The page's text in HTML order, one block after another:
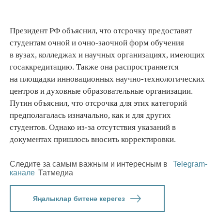
Президент РФ объяснил, что отсрочку предоставят
студентам очной и очно-заочной форм обучения
в вузах, колледжах и научных организациях, имеющих
госаккредитацию. Также она распространяется
на площадки инновационных научно-технологических
центров и духовные образовательные организации.
Путин объяснил, что отсрочка для этих категорий
предполагалась изначально, как и для других
студентов. Однако из-за отсутствия указаний в
документах пришлось вносить корректировки.
Следите за самым важным и интересным в
Telegram-
канале Татмедиа
Яңалыклар битенә керегез